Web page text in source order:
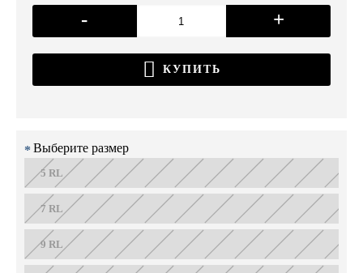
- +
КУПИТЬ
Выберите размер
5 RL
7 RL
9 RL